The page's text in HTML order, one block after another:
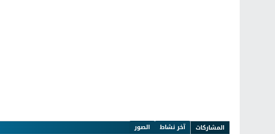
المشاركات آخر نشاط الصور